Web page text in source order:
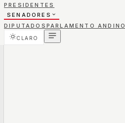
PRESIDENTES
SENADORES
DIPUTADOS PARLAMENTO ANDINO
CLARO